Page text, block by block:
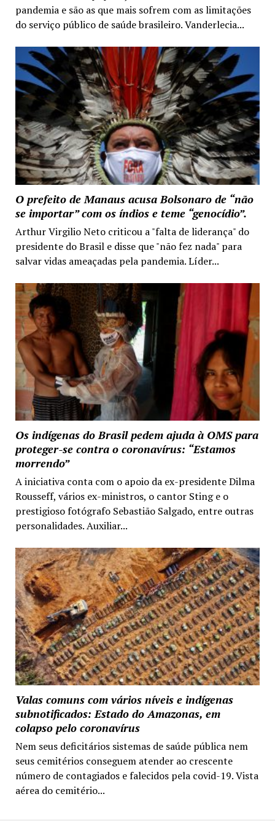
pandemia e são as que mais sofrem com as limitações
do serviço público de saúde brasileiro. Vanderlecia...
O prefeito de Manaus acusa Bolsonaro de “não
se importar” com os índios e teme “genocídio”.
Arthur Virgilio Neto criticou a "falta de liderança" do
presidente do Brasil e disse que "não fez nada" para
salvar vidas ameaçadas pela pandemia. Líder...
Os indígenas do Brasil pedem ajuda à OMS para
proteger-se contra o coronavírus: “Estamos
morrendo”
A iniciativa conta com o apoio da ex-presidente Dilma
Rousseff, vários ex-ministros, o cantor Sting e o
prestigioso fotógrafo Sebastião Salgado, entre outras
personalidades. Auxiliar...
Valas comuns com vários níveis e indígenas
subnotificados: Estado do Amazonas, em
colapso pelo coronavírus
Nem seus deficitários sistemas de saúde pública nem
seus cemitérios conseguem atender ao crescente
número de contagiados e falecidos pela covid-19. Vista
aérea do cemitério...